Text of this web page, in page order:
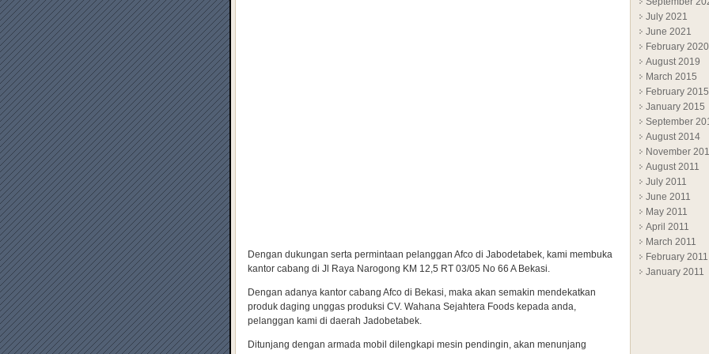
Dengan dukungan serta permintaan pelanggan Afco di Jabodetabek, kami membuka
kantor cabang di Jl Raya Narogong KM 12,5 RT 03/05 No 66 A Bekasi.
Dengan adanya kantor cabang Afco di Bekasi, maka akan semakin mendekatkan
produk daging unggas produksi CV. Wahana Sejahtera Foods kepada anda,
pelanggan kami di daerah Jadobetabek.
Ditunjang dengan armada mobil dilengkapi mesin pendingin, akan menunjang
July 2021
June 2021
February 2020
August 2019
March 2015
February 2015
January 2015
September
August 2014
November
August 2011
July 2011
June 2011
May 2011
April 2011
March 2011
February 2011
January 2011